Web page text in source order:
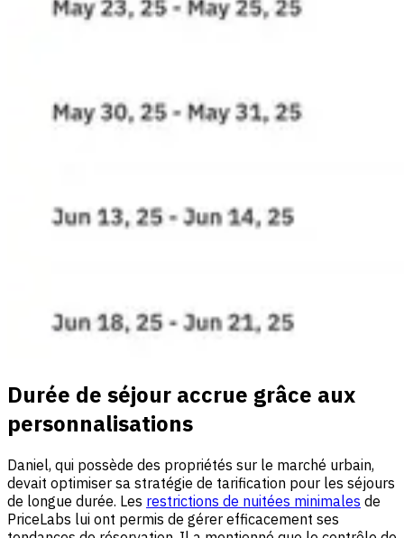
Durée de séjour accrue grâce aux
personnalisations
Daniel, qui possède des propriétés sur le marché urbain,
devait optimiser sa stratégie de tarification pour les séjours
de longue durée. Les restrictions de nuitées minimales de
PriceLabs lui ont permis de gérer efficacement ses